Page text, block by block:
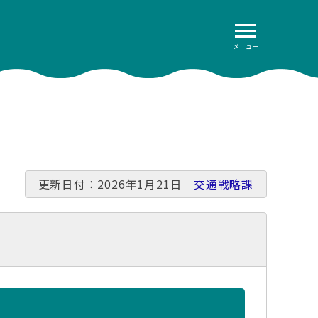
メニュー
更新日付：2026年1月21日交通戦略課